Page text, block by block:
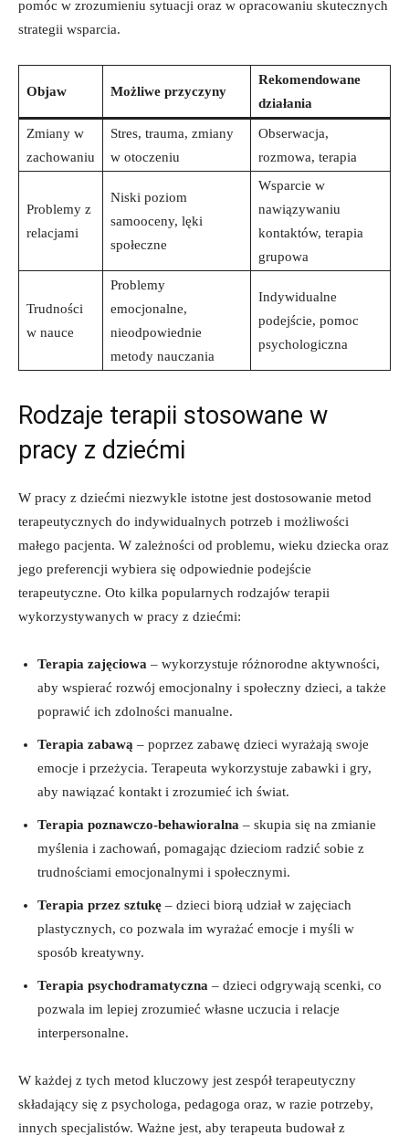
pomóc w zrozumieniu sytuacji oraz w opracowaniu skutecznych
strategii wsparcia.
Objaw Możliwe przyczyny
Rekomendowane
działania
Zmiany w
zachowaniu
Stres, trauma, zmiany
w otoczeniu
Obserwacja,
rozmowa, terapia
Problemy z
relacjami
Niski poziom
samooceny, lęki
społeczne
Wsparcie w
nawiązywaniu
kontaktów, terapia
grupowa
Trudności
w nauce
Problemy
emocjonalne,
nieodpowiednie
metody nauczania
Indywidualne
podejście, pomoc
psychologiczna
Rodzaje terapii stosowane w
pracy z dziećmi
W pracy z dziećmi niezwykle istotne jest dostosowanie metod
terapeutycznych do indywidualnych potrzeb i możliwości
małego pacjenta. W zależności od problemu, wieku dziecka oraz
jego preferencji wybiera się odpowiednie podejście
terapeutyczne. Oto kilka popularnych rodzajów terapii
wykorzystywanych w pracy z dziećmi:
Terapia zajęciowa – wykorzystuje różnorodne aktywności,
aby wspierać rozwój emocjonalny i społeczny dzieci, a także
poprawić ich zdolności manualne.
Terapia zabawą – poprzez zabawę dzieci wyrażają swoje
emocje i przeżycia. Terapeuta wykorzystuje zabawki i gry,
aby nawiązać kontakt i zrozumieć ich świat.
Terapia poznawczo-behawioralna – skupia się na zmianie
myślenia i zachowań, pomagając dzieciom radzić sobie z
trudnościami emocjonalnymi i społecznymi.
Terapia przez sztukę – dzieci biorą udział w zajęciach
plastycznych, co pozwala im wyrażać emocje i myśli w
sposób kreatywny.
Terapia psychodramatyczna – dzieci odgrywają scenki, co
pozwala im lepiej zrozumieć własne uczucia i relacje
interpersonalne.
W każdej z tych metod kluczowy jest zespół terapeutyczny
składający się z psychologa, pedagoga oraz, w razie potrzeby,
innych specjalistów. Ważne jest, aby terapeuta budował z